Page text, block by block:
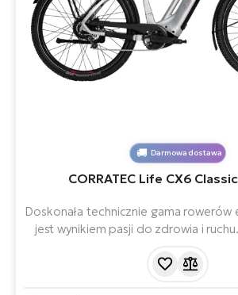
Darmowa dostawa
CORRATEC Life CX6
Doskonała technicznie gama rowerów
jest wynikiem pasji do zdrowia i
przerzutce w piaście Enviolo